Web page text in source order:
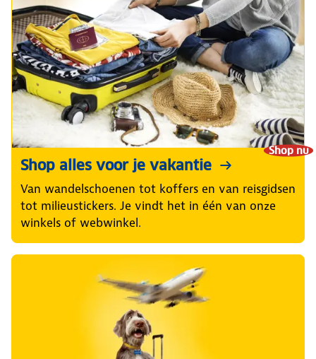
Shop nu
Shop alles voor je vakantie
Van wandelschoenen tot koffers en van reisgidsen
tot milieustickers. Je vindt het in één van onze
winkels of webwinkel.